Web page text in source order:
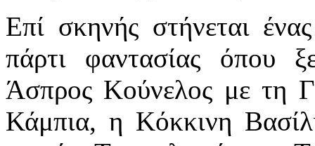
Επί σκηνής στήνεται
πάρτι φαντασίας όπου
Άσπρος Κούνελος με τη
Κάμπια, η Κόκκινη